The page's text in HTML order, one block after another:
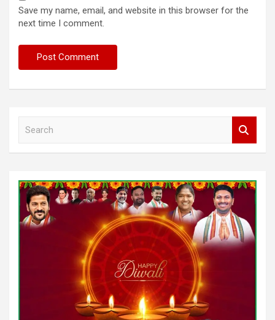
Save my name, email, and website in this browser for the
next time I comment.
h